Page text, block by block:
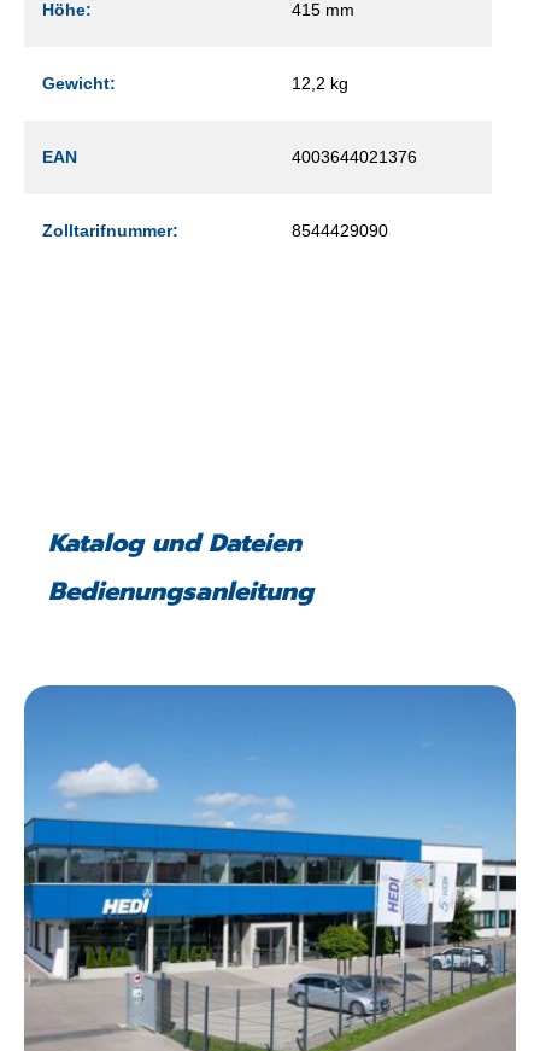
Höhe: 415 mm
Gewicht: 12,2 kg
EAN 4003644021376
Zolltarifnummer: 8544429090
Katalog und Dateien
Bedienungsanleitung